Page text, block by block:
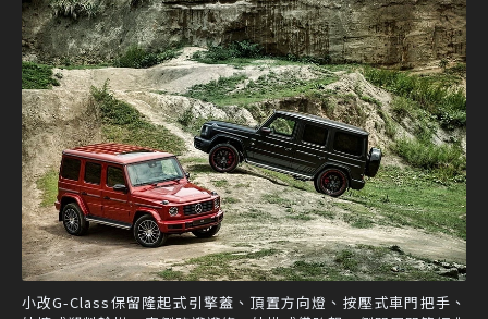
小改G-Class保留隆起式引擎蓋、頂置方向燈、按壓式車門把手、